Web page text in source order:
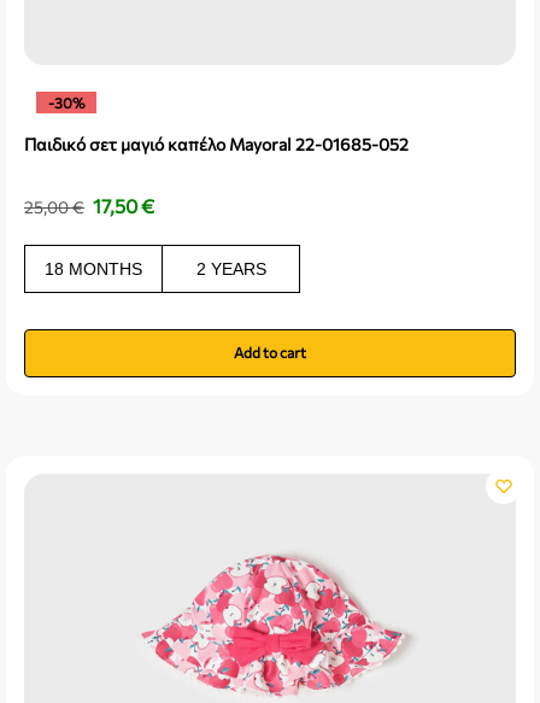
-30%
Παιδικό σετ μαγιό καπέλο Mayoral 22-01685-052
25,00€ 17,50€
18 MONTHS 2 YEARS
Add to cart